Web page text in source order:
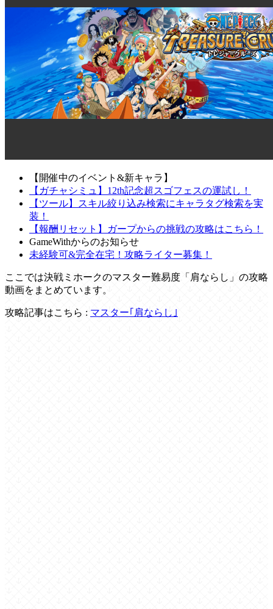
【開催中のイベント&新キャラ】
【ガチャシミュ】12th記念超スゴフェスの運試し！
【ツール】スキル絞り込み検索にキャラタグ検索を実
装！
【報酬リセット】ガープからの挑戦の攻略はこちら！
GameWithからのお知らせ
未経験可&完全在宅！攻略ライター募集！
ここでは決戦ミホークのマスター難易度「肩ならし」の攻略
動画をまとめています。
攻略記事はこちら : マスター｢肩ならし｣